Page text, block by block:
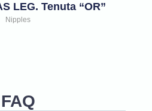
LEG. Tenuta “OR”
Nipples
FAQ